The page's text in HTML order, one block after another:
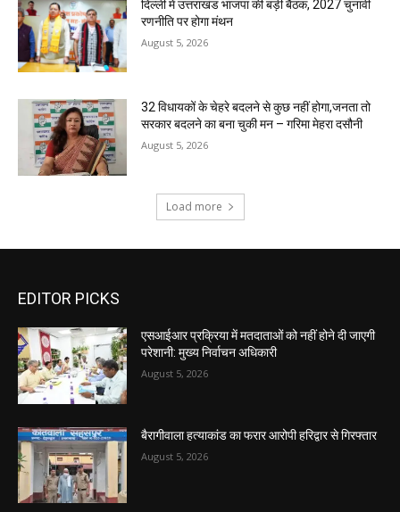
दिल्ली में उत्तराखंड भाजपा की बड़ी बैठक, 2027 चुनावी
रणनीति पर होगा मंथन
August 5, 2026
32 विधायकों के चेहरे बदलने से कुछ नहीं होगा,जनता तो
सरकार बदलने का बना चुकी मन – गरिमा मेहरा दसौनी
August 5, 2026
Load more
EDITOR PICKS
एसआईआर प्रक्रिया में मतदाताओं को नहीं होने दी जाएगी
परेशानी: मुख्य निर्वाचन अधिकारी
August 5, 2026
बैरागीवाला हत्याकांड का फरार आरोपी हरिद्वार से गिरफ्तार
August 5, 2026